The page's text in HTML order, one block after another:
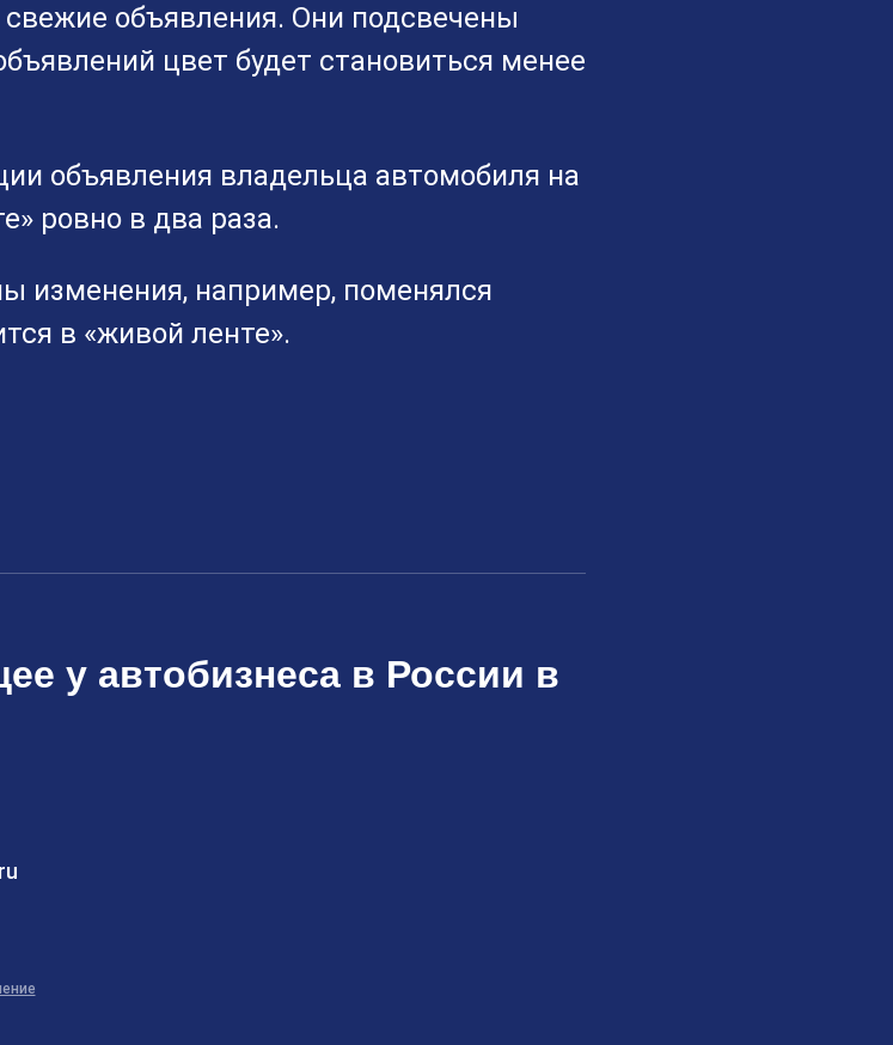
объявления. Они подсвечены
цвет будет становиться менее
объявления владельца автомобиля на
ровно в два раза.
изменения, например, поменялся
в «живой ленте».
у автобизнеса в России в